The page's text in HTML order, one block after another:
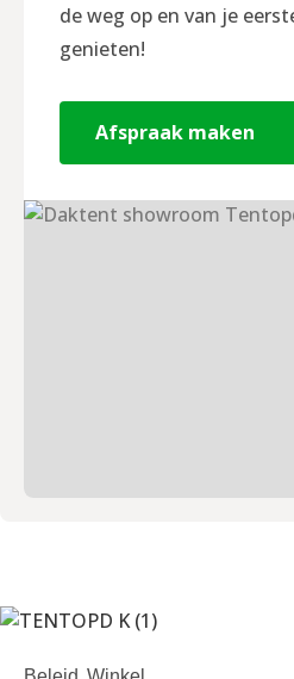
de weg op en van je
genieten!
Afspraak maken